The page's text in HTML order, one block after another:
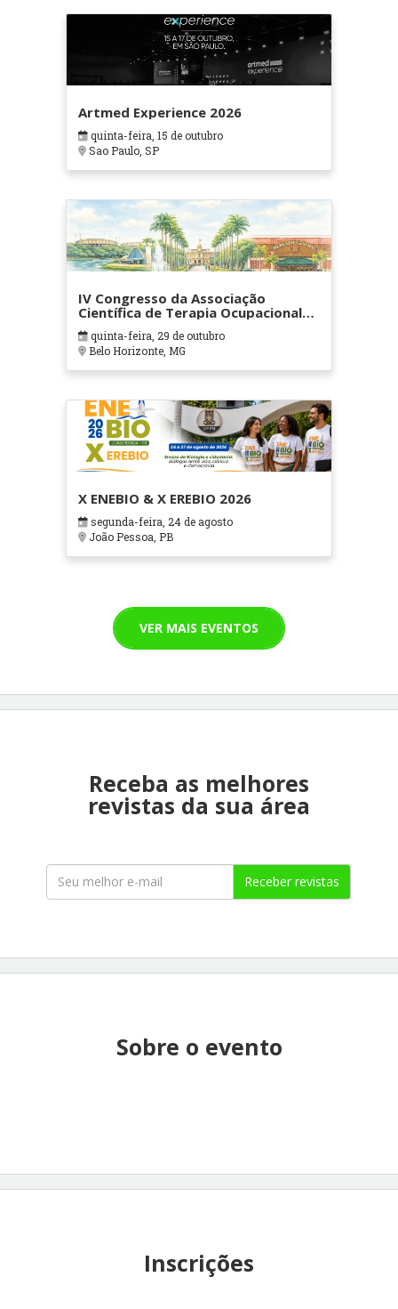
Artmed Experience 2026
quinta-feira, 15 de outubro
Sao Paulo, SP
IV Congresso da Associação
Científica de Terapia Ocupacional
em Contextos Hospitalares e
Cuidados Paliativos - ATOHOSP
quinta-feira, 29 de outubro
Belo Horizonte, MG
X ENEBIO & X EREBIO 2026
segunda-feira, 24 de agosto
João Pessoa, PB
VER MAIS EVENTOS
Receba as melhores
revistas da sua área
Receber revistas
Sobre o evento
Inscrições